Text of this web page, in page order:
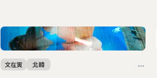
文在寅 北韓